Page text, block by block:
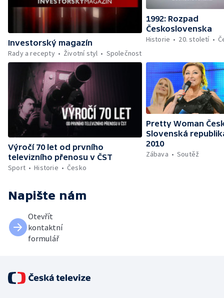
Investorský magazín
Rady a recepty
Životní styl Společnost
1992: Rozpad
Československa
Historie
20. století
Výročí 70 let od prvního
televizního přenosu v ČST
Sport
Historie Česko
Pretty Woman
Slovenská
2010
Zábava
Soutěž
Napište nám
Otevřít
kontaktní
formulář